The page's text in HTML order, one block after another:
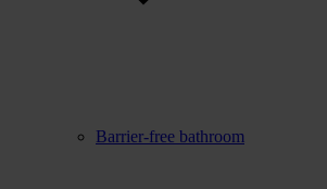
Barrier-free bathroom